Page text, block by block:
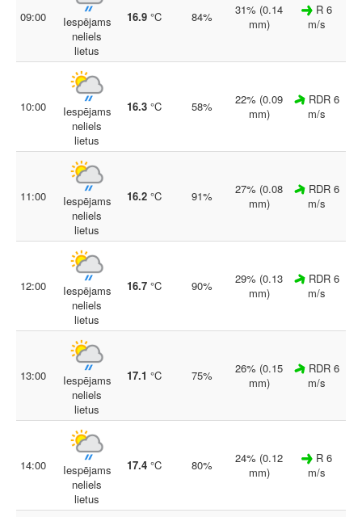
09:00
Iespējams
neliels
lietus
16.9 °C 84%
31% (0.14
mm)
R 6
m/s
10:00
Iespējams
neliels
lietus
16.3 °C 58%
22% (0.09
mm)
RDR 6
m/s
11:00
Iespējams
neliels
lietus
16.2 °C 91%
27% (0.08
mm)
RDR 6
m/s
12:00
Iespējams
neliels
lietus
16.7 °C 90%
29% (0.13
mm)
RDR 6
m/s
13:00
Iespējams
neliels
lietus
17.1 °C 75%
26% (0.15
mm)
RDR 6
m/s
14:00
Iespējams
neliels
lietus
17.4 °C 80%
24% (0.12
mm)
R 6
m/s